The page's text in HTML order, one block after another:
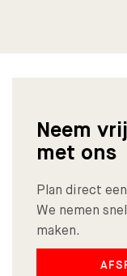
Neem
met ons
Plan direct
We nemen
maken.